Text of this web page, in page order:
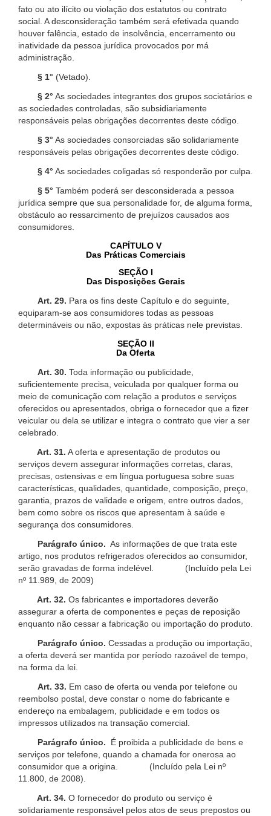
fato ou ato ilícito ou violação dos estatutos ou contrato
social. A desconsideração também será efetivada quando
houver falência, estado de insolvência, encerramento ou
inatividade da pessoa jurídica provocados por má
administração.
§ 1° (Vetado).
§ 2° As sociedades integrantes dos grupos societários e
as sociedades controladas, são subsidiariamente
responsáveis pelas obrigações decorrentes deste código.
§ 3° As sociedades consorciadas são solidariamente
responsáveis pelas obrigações decorrentes deste código.
§ 4° As sociedades coligadas só responderão por culpa.
§ 5° Também poderá ser desconsiderada a pessoa
jurídica sempre que sua personalidade for, de alguma forma,
obstáculo ao ressarcimento de prejuízos causados aos
consumidores.
CAPÍTULO V
Das Práticas Comerciais
SEÇÃO I
Das Disposições Gerais
Art. 29. Para os fins deste Capítulo e do seguinte,
equiparam-se aos consumidores todas as pessoas
determináveis ou não, expostas às práticas nele previstas.
SEÇÃO II
Da Oferta
Art. 30. Toda informação ou publicidade,
suficientemente precisa, veiculada por qualquer forma ou
meio de comunicação com relação a produtos e serviços
oferecidos ou apresentados, obriga o fornecedor que a fizer
veicular ou dela se utilizar e integra o contrato que vier a ser
celebrado.
Art. 31. A oferta e apresentação de produtos ou
serviços devem assegurar informações corretas, claras,
precisas, ostensivas e em língua portuguesa sobre suas
características, qualidades, quantidade, composição, preço,
garantia, prazos de validade e origem, entre outros dados,
bem como sobre os riscos que apresentam à saúde e
segurança dos consumidores.
Parágrafo único. As informações de que trata este
artigo, nos produtos refrigerados oferecidos ao consumidor,
serão gravadas de forma indelével. (Incluído pela Lei
nº 11.989, de 2009)
Art. 32. Os fabricantes e importadores deverão
assegurar a oferta de componentes e peças de reposição
enquanto não cessar a fabricação ou importação do produto.
Parágrafo único. Cessadas a produção ou importação,
a oferta deverá ser mantida por período razoável de tempo,
na forma da lei.
Art. 33. Em caso de oferta ou venda por telefone ou
reembolso postal, deve constar o nome do fabricante e
endereço na embalagem, publicidade e em todos os
impressos utilizados na transação comercial.
Parágrafo único.
É proibida a publicidade de bens e
serviços por telefone, quando a chamada for onerosa ao
consumidor que a origina. (Incluído pela Lei nº
11.800, de 2008).
Art. 34. O fornecedor do produto ou serviço é
solidariamente responsável pelos atos de seus prepostos ou